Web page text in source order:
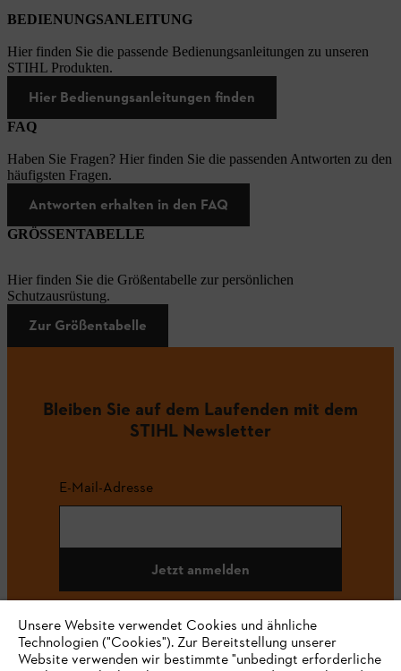
BEDIENUNGSANLEITUNG
Hier finden Sie die passende Bedienungsanleitungen zu unseren
STIHL Produkten.
Hier Bedienungsanleitungen finden
FAQ
Haben Sie Fragen? Hier finden Sie die passenden Antworten zu den
häufigsten Fragen.
Antworten erhalten in den FAQ
GRÖSSENTABELLE
Hier finden Sie die Größentabelle zur persönlichen
Schutzausrüstung.
Zur Größentabelle
Bleiben Sie auf dem Laufenden mit dem
STIHL Newsletter
E-Mail-Adresse
Jetzt anmelden
#STIHL
Unsere Website verwendet Cookies und ähnliche
Technologien ("Cookies"). Zur Bereitstellung unserer
Website verwenden wir bestimmte "unbedingt erforderliche